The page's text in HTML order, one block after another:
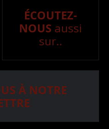
ÉCOUTEZ-
NOUS aussi
sur..
À NOTRE